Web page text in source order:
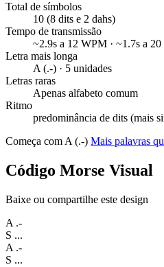
Total de símbolos
10 (8 dits e 2 dahs)
Tempo de transmissão
~2.9s a 12 WPM · ~1.7s a
Letra mais longa
A (.-) · 5 unidades
Letras raras
Apenas alfabeto comum
Ritmo
predominância de dits (mais
Começa com A (.-) Mais palavras
Código Morse Visual
Baixe ou compartilhe este design
A .-
S ...
A .-
S ...